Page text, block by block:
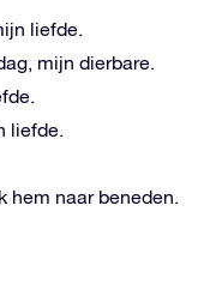
liefde.
mijn dierbare.
liefde.
hem naar beneden.